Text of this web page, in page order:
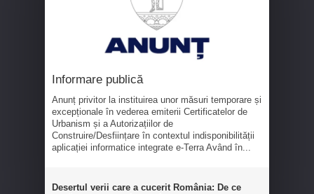
Informare publică
Anunț privitor la instituirea unor măsuri temporare și
excepționale în vederea emiterii Certificatelor de
Urbanism și a Autorizațiilor de
Construire/Desființare în contextul indisponibilității
aplicației informatice integrate e-Terra Având în...
Desertul verii care a cucerit România: De ce